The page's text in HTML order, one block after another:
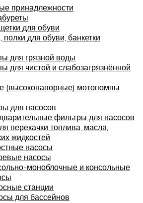
принадлежности
для обуви
полки для обуви, банкетки
для грязной воды
для чистой и слабозагрязнённой
(высоконапорные) мотопомпы
для насосов
фильтры для насосов
перекачки топлива, масла,
жидкостей
насосы
насосы
моноблочные и консольные
станции
для бассейнов